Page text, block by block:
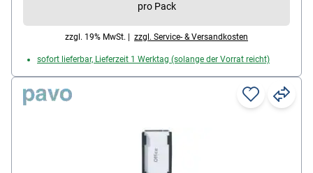
pro Pack
zzgl. 19% MwSt. | zzgl. Service- & Versandkosten
sofort lieferbar, Lieferzeit 1 Werktag (solange der Vorrat reicht)